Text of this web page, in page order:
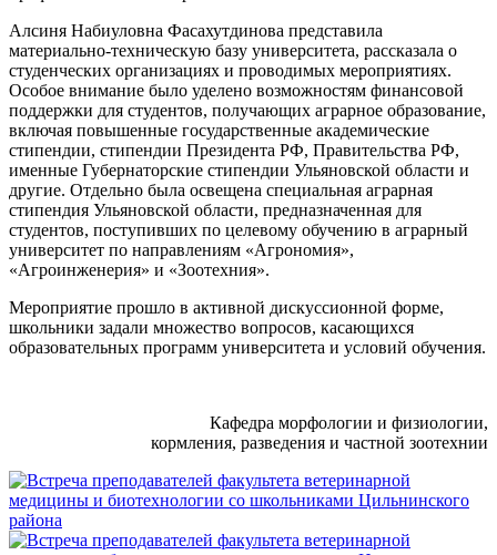
Алсиня Набиуловна Фасахутдинова представила
материально-техническую базу университета, рассказала о
студенческих организациях и проводимых мероприятиях.
Особое внимание было уделено возможностям финансовой
поддержки для студентов, получающих аграрное образование,
включая повышенные государственные академические
стипендии, стипендии Президента РФ, Правительства РФ,
именные Губернаторские стипендии Ульяновской области и
другие. Отдельно была освещена специальная аграрная
стипендия Ульяновской области, предназначенная для
студентов, поступивших по целевому обучению в аграрный
университет по направлениям «Агрономия»,
«Агроинженерия» и «Зоотехния».
Мероприятие прошло в активной дискуссионной форме,
школьники задали множество вопросов, касающихся
образовательных программ университета и условий обучения.
Кафедра морфологии и физиологии,
кормления, разведения и частной зоотехнии